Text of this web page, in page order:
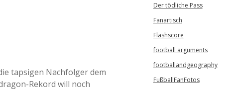
tapsigen Nachfolger dem
Rekord will noch
Der tödliche Pass
Fanartisch
Flashscore
football arguments
footballandgeography
FußballFanFotos